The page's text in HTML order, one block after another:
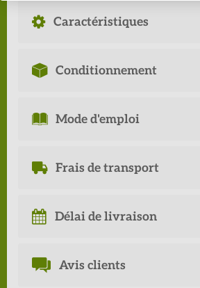
Caractéristiques
Conditionnement
Mode d'emploi
Frais de transport
Délai de livraison
Avis clients